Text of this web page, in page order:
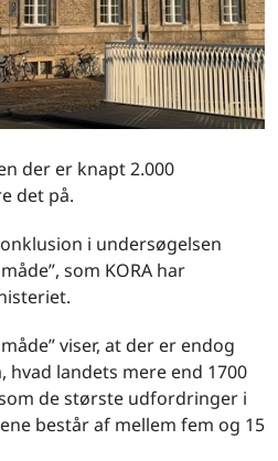
der er knapt 2.000
det på.
i undersøgelsen
som KORA har
viser, at der er endog
hvad landets mere end 1700
de største udfordringer i
består af mellem fem og 15